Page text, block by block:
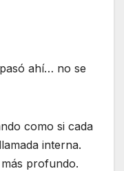
ahí… no se
como si cada
interna.
profundo.